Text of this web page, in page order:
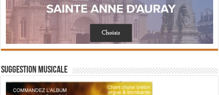
Suggestion musicale